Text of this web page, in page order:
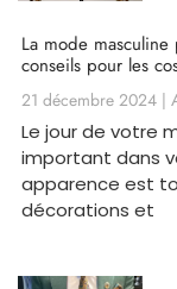
La mode
conseils pour les
21 décembre 2024
Le jour de votre
important dans
apparence est
décorations et